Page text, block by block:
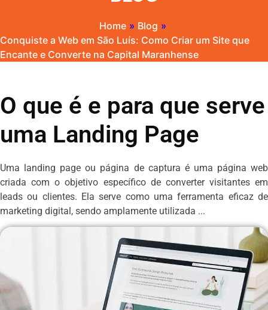
Home » Blog »
Conquiste a Web em São Luís: Como Criar um Site que
Encante e Converte na Capital Maranhense
O que é e para que serve
uma Landing Page
Uma landing page ou página de captura é uma página web
criada com o objetivo específico de converter visitantes em
leads ou clientes. Ela serve como uma ferramenta eficaz de
marketing digital, sendo amplamente utilizada ...